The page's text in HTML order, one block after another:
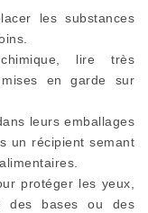
les substances
lire très
en garde sur
leurs emballages
un récipient semant
protéger les yeux,
des bases ou des